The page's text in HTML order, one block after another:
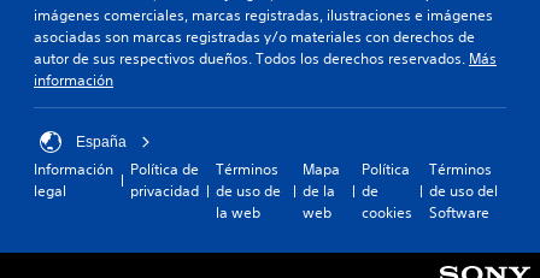
imágenes comerciales, marcas registradas, ilustraciones e imágenes
asociadas son marcas registradas y/o materiales con derechos de
autor de sus respectivos dueños. Todos los derechos reservados. Más
información
España
Información
legal
Política de
privacidad
Términos
de uso de
la web
Mapa
de la
web
Política
de
cookies
Términos
de uso del
Software